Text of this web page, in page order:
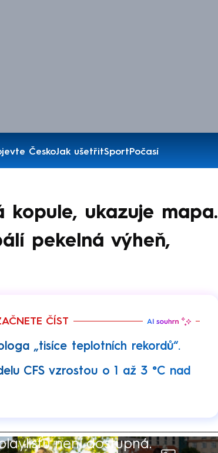
ČeskoJak ušetřitSportPočasí
kopule, ukazuje mapa.
pekelná výheň,
ČÍST
„tisíce teplotních rekordů“.
CFS vzrostou o 1 až 3 °C nad
není dostupná.